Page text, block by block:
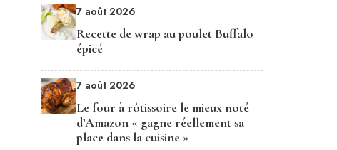
7 août 2026
Recette de wrap au poulet Buffalo
épicé
7 août 2026
Le four à rôtissoire le mieux noté
d’Amazon « gagne réellement sa
place dans la cuisine »